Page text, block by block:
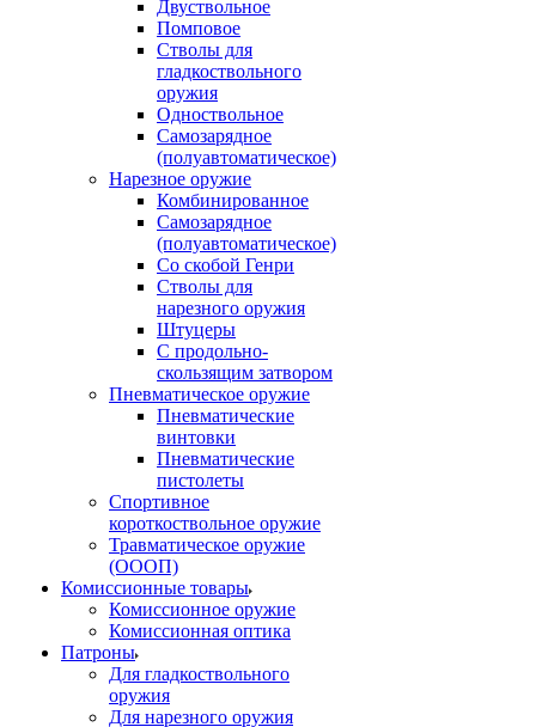
Двуствольное
Помповое
Стволы для
гладкоствольного
оружия
Одноствольное
Самозарядное
(полуавтоматическое)
Нарезное оружие
Комбинированное
Самозарядное
(полуавтоматическое)
Со скобой Генри
Стволы для
нарезного оружия
Штуцеры
С продольно-
скользящим затвором
Пневматическое оружие
Пневматические
винтовки
Пневматические
пистолеты
Спортивное
короткоствольное оружие
Травматическое оружие
(ОООП)
Комиссионные товары
Комиссионное оружие
Комиссионная оптика
Патроны
Для гладкоствольного
оружия
Для нарезного оружия